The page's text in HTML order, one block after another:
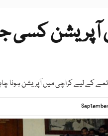
آپریشن کسی
کے لیے کراچی میں آپریشن ہونا